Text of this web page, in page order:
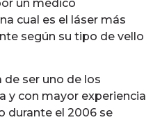
un médico
cual es el láser más
según su tipo de vello
ser uno de los
y con mayor experiencia
durante el 2006 se